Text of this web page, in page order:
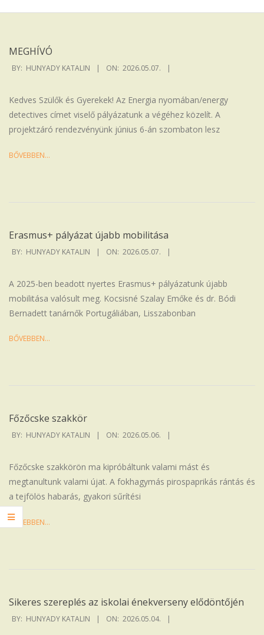
Iskola
MEGHÍVÓ
2026-
BY: HUNYADY KATALIN ON: 2026.05.07.
Kedves Szülők és Gyerekek! Az Energia nyomában/energy
detectives címet viselő pályázatunk a végéhez közelít. A
projektzáró rendezvényünk június 6-án szombaton lesz
BŐVEBBEN…
Erasmus+ pályázat újabb mobilitása
2026-
BY: HUNYADY KATALIN ON: 2026.05.07.
A 2025-ben beadott nyertes Erasmus+ pályázatunk újabb
mobilitása valósult meg. Kocsisné Szalay Emőke és dr. Bódi
Bernadett tanárnők Portugáliában, Lisszabonban
BŐVEBBEN…
Főzőcske szakkör
2026-
06
BY: HUNYADY KATALIN ON: 2026.05.06.
Főzőcske szakkörön ma kipróbáltunk valami mást és
megtanultunk valami újat. A fokhagymás pirospaprikás rántás és
a tejfölös habarás, gyakori sűrítési
BŐVEBBEN…
Sikeres szereplés az iskolai énekverseny elődöntőjén
2026-
BY: HUNYADY KATALIN ON: 2026.05.04.